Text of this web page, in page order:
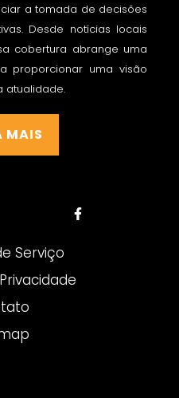
a tomada de decisões
Desde notícias locais
cobertura abrange uma
proporcionar uma visão
atualidade.
MAIS
Serviço